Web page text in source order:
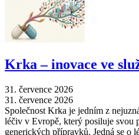
Krka –⁠ inovace ve
31. července 2026
31. července 2026
Společnost Krka je jedním z
léčiv v Evropě, který posiluje svou
generických přípravků. Jedná se o